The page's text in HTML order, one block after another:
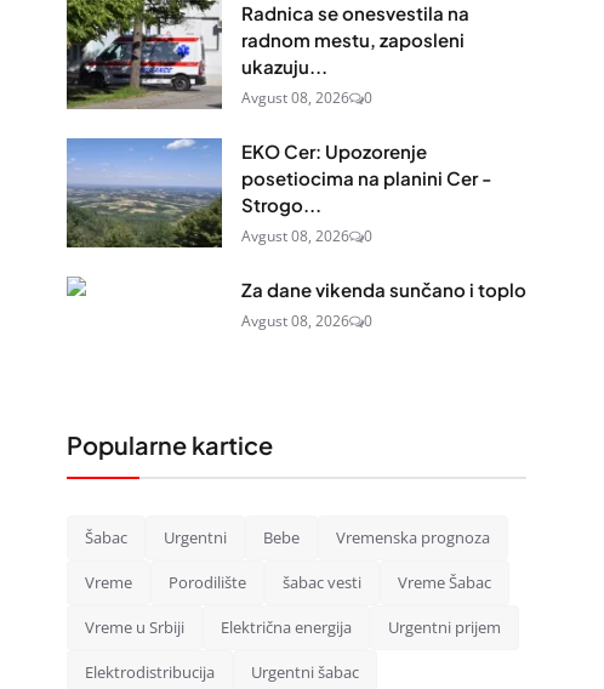
Radnica se onesvestila na
radnom mestu, zaposleni
ukazuju...
Avgust 08, 2026 0
EKO Cer: Upozorenje
posetiocima na planini Cer -
Strogo...
Avgust 08, 2026 0
Za dane vikenda sunčano i toplo
Avgust 08, 2026 0
Popularne kartice
Šabac Urgentni Bebe Vremenska prognoza
Vreme Porodilište šabac vesti Vreme Šabac
Vreme u Srbiji Električna energija Urgentni prijem
Elektrodistribucija Urgentni šabac